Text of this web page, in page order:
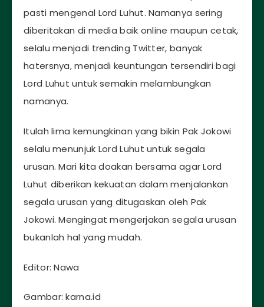
pasti mengenal Lord Luhut. Namanya sering
diberitakan di media baik online maupun cetak,
selalu menjadi trending Twitter, banyak
hatersnya, menjadi keuntungan tersendiri bagi
Lord Luhut untuk semakin melambungkan
namanya.
Itulah lima kemungkinan yang bikin Pak Jokowi
selalu menunjuk Lord Luhut untuk segala
urusan. Mari kita doakan bersama agar Lord
Luhut diberikan kekuatan dalam menjalankan
segala urusan yang ditugaskan oleh Pak
Jokowi. Mengingat mengerjakan segala urusan
bukanlah hal yang mudah.
Editor: Nawa
Gambar: karna.id